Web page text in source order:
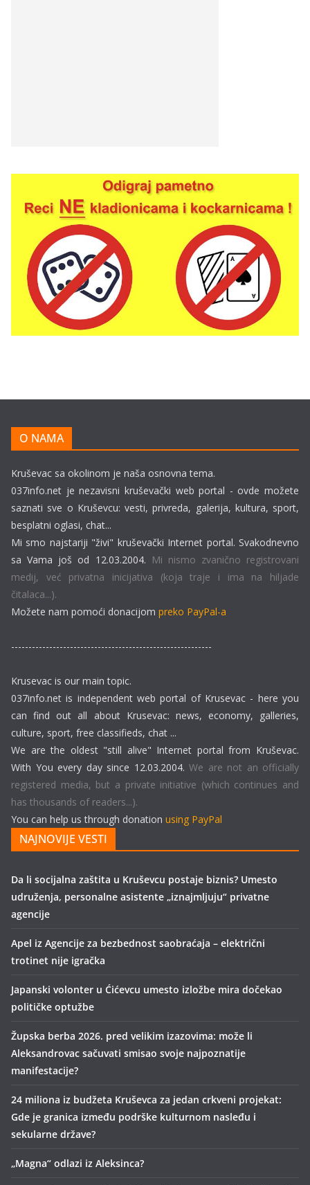
O NAMA
Kruševac sa okolinom je naša osnovna tema.
037info.net je nezavisni kruševački web portal - ovde možete
saznati sve o Kruševcu: vesti, privreda, galerija, kultura, sport,
besplatni oglasi, chat...
Mi smo najstariji "živi" kruševački Internet portal. Svakodnevno
sa Vama još od 12.03.2004. Mi nismo zvanično registrovani
medij, već privatna inicijativa (koja traje i ima na hiljade
čitalaca...).
Možete nam pomoći donacijom preko PayPal-a
----------------------------------------------------------
Krusevac is our main topic.
037info.net is independent web portal of Krusevac - here you
can find out all about Krusevac: news, economy, galleries,
culture, sport, free classifieds, chat ...
We are the oldest "still alive" Internet portal from Kruševac.
With You every day since 12.03.2004. We are not an officially
registered media, but a private initiative (which continues and
has thousands of readers...).
You can help us through donation using PayPal
NAJNOVIJE VESTI
Da li socijalna zaštita u Kruševcu postaje biznis? Umesto
udruženja, personalne asistente „iznajmljuju“ privatne
agencije
Apel iz Agencije za bezbednost saobraćaja – električni
trotinet nije igračka
Japanski volonter u Ćićevcu umesto izložbe mira dočekao
političke optužbe
Župska berba 2026. pred velikim izazovima: može li
Aleksandrovac sačuvati smisao svoje najpoznatije
manifestacije?
24 miliona iz budžeta Kruševca za jedan crkveni projekat:
Gde je granica između podrške kulturnom nasleđu i
sekularne države?
„Magna“ odlazi iz Aleksinca?